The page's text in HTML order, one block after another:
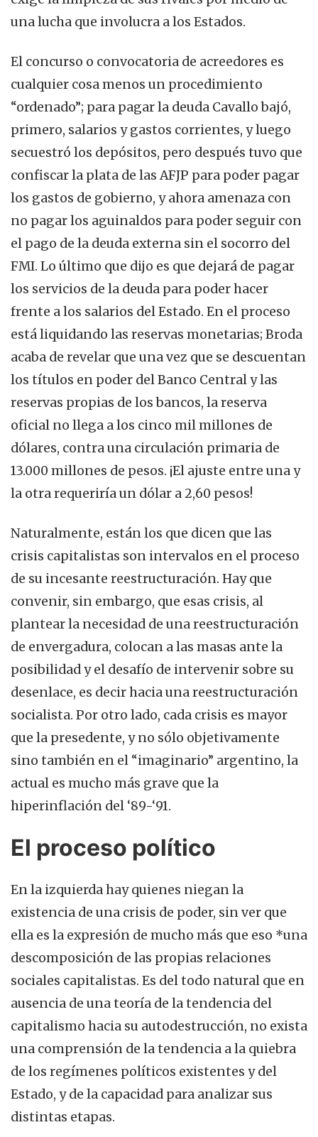
una lucha que involucra a los Estados.
El concurso o convocatoria de acreedores es
cualquier cosa menos un procedimiento
“ordenado”; para pagar la deuda Cavallo bajó,
primero, salarios y gastos corrientes, y luego
secuestró los depósitos, pero después tuvo que
confiscar la plata de las AFJP para poder pagar
los gastos de gobierno, y ahora amenaza con
no pagar los aguinaldos para poder seguir con
el pago de la deuda externa sin el socorro del
FMI. Lo último que dijo es que dejará de pagar
los servicios de la deuda para poder hacer
frente a los salarios del Estado. En el proceso
está liquidando las reservas monetarias; Broda
acaba de revelar que una vez que se descuentan
los títulos en poder del Banco Central y las
reservas propias de los bancos, la reserva
oficial no llega a los cinco mil millones de
dólares, contra una circulación primaria de
13.000 millones de pesos. ¡El ajuste entre una y
la otra requeriría un dólar a 2,60 pesos!
Naturalmente, están los que dicen que las
crisis capitalistas son intervalos en el proceso
de su incesante reestructuración. Hay que
convenir, sin embargo, que esas crisis, al
plantear la necesidad de una reestructuración
de envergadura, colocan a las masas ante la
posibilidad y el desafío de intervenir sobre su
desenlace, es decir hacia una reestructuración
socialista. Por otro lado, cada crisis es mayor
que la presedente, y no sólo objetivamente
sino también en el “imaginario” argentino, la
actual es mucho más grave que la
hiperinflación del ‘89-‘91.
El proceso político
En la izquierda hay quienes niegan la
existencia de una crisis de poder, sin ver que
ella es la expresión de mucho más que eso *una
descomposición de las propias relaciones
sociales capitalistas. Es del todo natural que en
ausencia de una teoría de la tendencia del
capitalismo hacia su autodestrucción, no exista
una comprensión de la tendencia a la quiebra
de los regímenes políticos existentes y del
Estado, y de la capacidad para analizar sus
distintas etapas.